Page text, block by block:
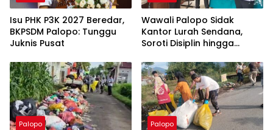
Isu PHK P3K 2027 Beredar,
BKPSDM Palopo: Tunggu
Juknis Pusat
Wawali Palopo Sidak
Kantor Lurah Sendana,
Soroti Disiplin hingga
Palopo Palopo